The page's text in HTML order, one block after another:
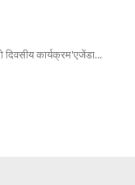
कार्यक्रम'एजेंडा...